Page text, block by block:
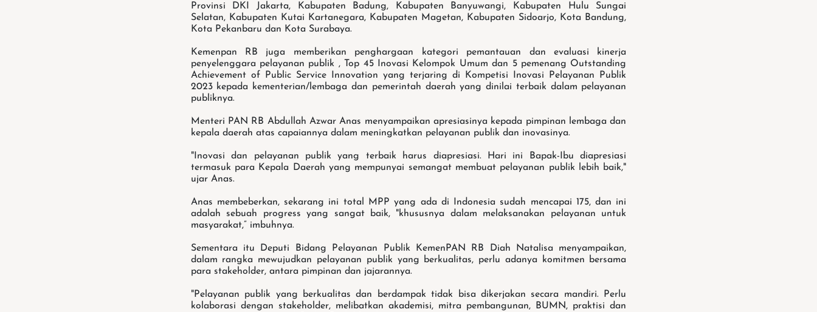
Provinsi DKI Jakarta, Kabupaten Badung, Kabupaten Banyuwangi, Kabupaten Hulu Sungai
Selatan, Kabupaten Kutai Kartanegara, Kabupaten Magetan, Kabupaten Sidoarjo, Kota Bandung,
Kota Pekanbaru dan Kota Surabaya.
Kemenpan RB juga memberikan penghargaan kategori pemantauan dan evaluasi kinerja
penyelenggara pelayanan publik , Top 45 Inovasi Kelompok Umum dan 5 pemenang Outstanding
Achievement of Public Service Innovation yang terjaring di Kompetisi Inovasi Pelayanan Publik
2023 kepada kementerian/lembaga dan pemerintah daerah yang dinilai terbaik dalam pelayanan
publiknya.
Menteri PAN RB Abdullah Azwar Anas menyampaikan apresiasinya kepada pimpinan lembaga dan
kepala daerah atas capaiannya dalam meningkatkan pelayanan publik dan inovasinya.
"Inovasi dan pelayanan publik yang terbaik harus diapresiasi. Hari ini Bapak-Ibu diapresiasi
termasuk para Kepala Daerah yang mempunyai semangat membuat pelayanan publik lebih baik,"
ujar Anas.
Anas membeberkan, sekarang ini total MPP yang ada di Indonesia sudah mencapai 175, dan ini
adalah sebuah progress yang sangat baik, "khususnya dalam melaksanakan pelayanan untuk
masyarakat,” imbuhnya.
Sementara itu Deputi Bidang Pelayanan Publik KemenPAN RB Diah Natalisa menyampaikan,
dalam rangka mewujudkan pelayanan publik yang berkualitas, perlu adanya komitmen bersama
para stakeholder, antara pimpinan dan jajarannya.
"Pelayanan publik yang berkualitas dan berdampak tidak bisa dikerjakan secara mandiri. Perlu
kolaborasi dengan stakeholder, melibatkan akademisi, mitra pembangunan, BUMN, praktisi dan